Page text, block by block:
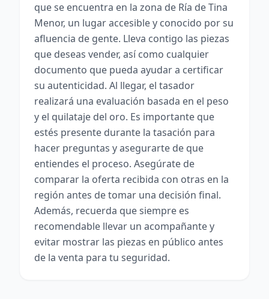
que se encuentra en la zona de Ría de Tina
Menor, un lugar accesible y conocido por su
afluencia de gente. Lleva contigo las piezas
que deseas vender, así como cualquier
documento que pueda ayudar a certificar
su autenticidad. Al llegar, el tasador
realizará una evaluación basada en el peso
y el quilataje del oro. Es importante que
estés presente durante la tasación para
hacer preguntas y asegurarte de que
entiendes el proceso. Asegúrate de
comparar la oferta recibida con otras en la
región antes de tomar una decisión final.
Además, recuerda que siempre es
recomendable llevar un acompañante y
evitar mostrar las piezas en público antes
de la venta para tu seguridad.